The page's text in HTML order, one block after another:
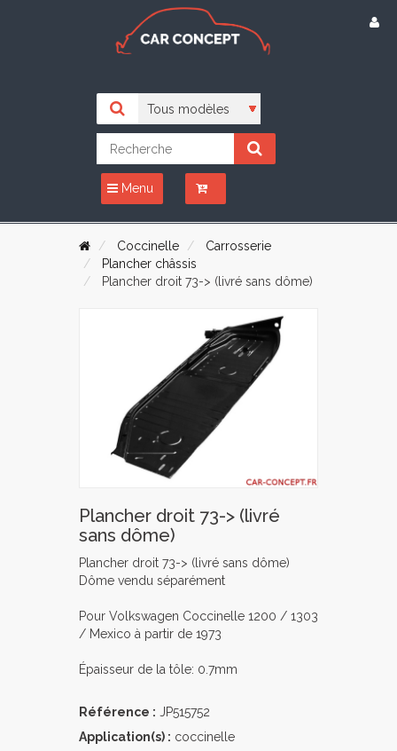
Menu
Coccinelle
Carrosserie
Plancher châssis
Plancher droit 73-> (livré sans dôme)
Plancher droit 73-> (livré
sans dôme)
Plancher droit 73-> (livré sans dôme)
Dôme vendu séparément
Pour Volkswagen Coccinelle 1200 / 1303
/ Mexico à partir de 1973
Épaisseur de la tôle: 0.7mm
Référence : JP515752
Application(s) : coccinelle